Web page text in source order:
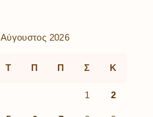
Αύγουστος 2026
Τ Π Π Σ Κ
1 2